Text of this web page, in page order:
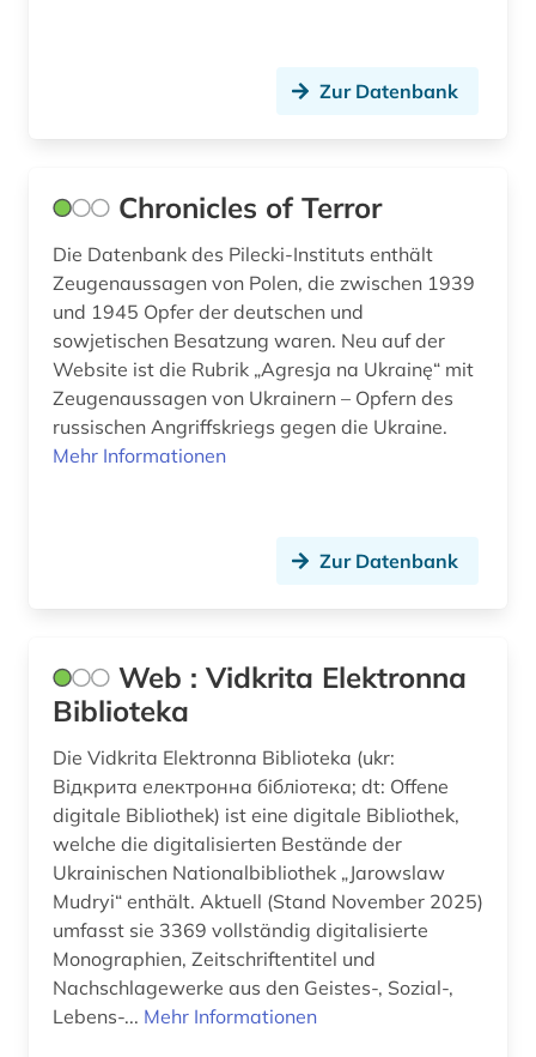
Zur Datenbank
Chronicles of Terror
Die Datenbank des Pilecki-Instituts enthält
Zeugenaussagen von Polen, die zwischen 1939
und 1945 Opfer der deutschen und
sowjetischen Besatzung waren. Neu auf der
Website ist die Rubrik „Agresja na Ukrainę“ mit
Zeugenaussagen von Ukrainern – Opfern des
russischen Angriffskriegs gegen die Ukraine.
Mehr Informationen
Zur Datenbank
Web : Vidkrita Elektronna
Biblioteka
Die Vidkrita Elektronna Biblioteka (ukr:
Відкрита електронна бібліотека; dt: Offene
digitale Bibliothek) ist eine digitale Bibliothek,
welche die digitalisierten Bestände der
Ukrainischen Nationalbibliothek „Jarowslaw
Mudryi“ enthält. Aktuell (Stand November 2025)
umfasst sie 3369 vollständig digitalisierte
Monographien, Zeitschriftentitel und
Nachschlagewerke aus den Geistes-, Sozial-,
Lebens-... Mehr Informationen